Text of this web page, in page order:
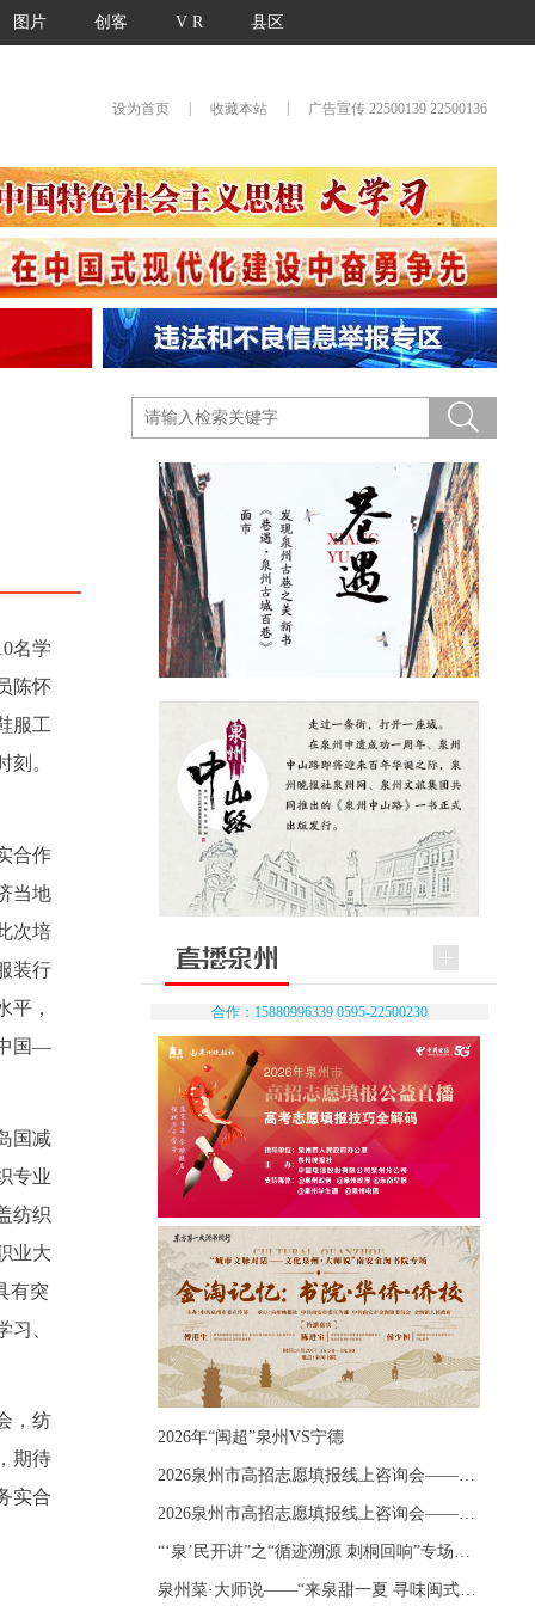
图片 创客 V R 县区
设为首页 收藏本站 广告宣传 22500139 22500136
名学
陈怀
服工
。
合作
当地
次培
装行
平，
国—
国减
专业
纺织
业大
有突
、
，纺
期待
实合
合作：15880996339 0595-22500230
2026年“闽超”泉州VS宁德